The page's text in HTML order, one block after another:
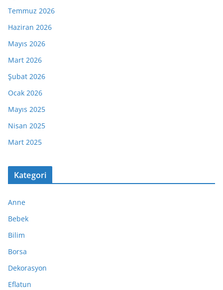
Temmuz 2026
Haziran 2026
Mayıs 2026
Mart 2026
Şubat 2026
Ocak 2026
Mayıs 2025
Nisan 2025
Mart 2025
Kategori
Anne
Bebek
Bilim
Borsa
Dekorasyon
Eflatun